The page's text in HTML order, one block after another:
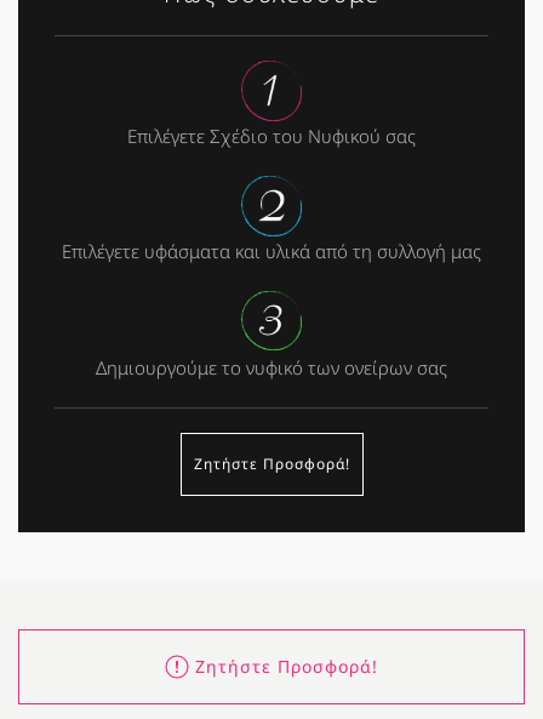
Επιλέγετε Σχέδιο του Νυφικού σας
Επιλέγετε υφάσματα και υλικά από τη συλλογή μας
Δημιουργούμε το νυφικό των ονείρων σας
Ζητήστε Προσφορά!
Ζητήστε Προσφορά!